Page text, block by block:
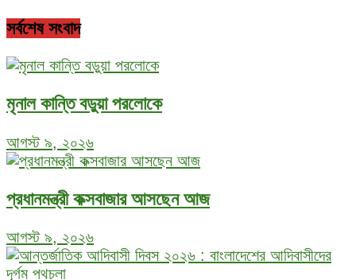
সর্বশেষ সংবাদ
মৃনাল কান্তি বড়ুয়া পরলোকে
আগস্ট ৯, ২০২৬
প্রধানমন্ত্রী কক্সবাজার আসছেন আজ
আগস্ট ৯, ২০২৬